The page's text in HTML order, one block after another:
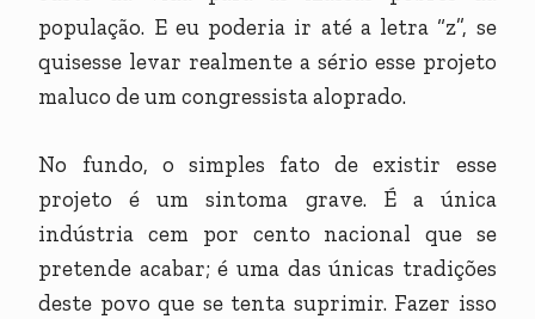
população. E eu poderia ir até a letra “z”, se
quisesse levar realmente a sério esse projeto
maluco de um congressista aloprado.
No fundo, o simples fato de existir esse
projeto é um sintoma grave. É a única
indústria cem por cento nacional que se
pretende acabar; é uma das únicas tradições
deste povo que se tenta suprimir. Fazer isso